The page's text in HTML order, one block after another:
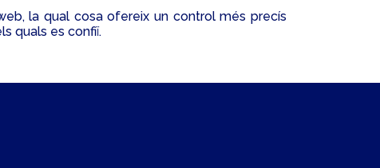
la qual cosa ofereix un control més precís
quals es confiï.